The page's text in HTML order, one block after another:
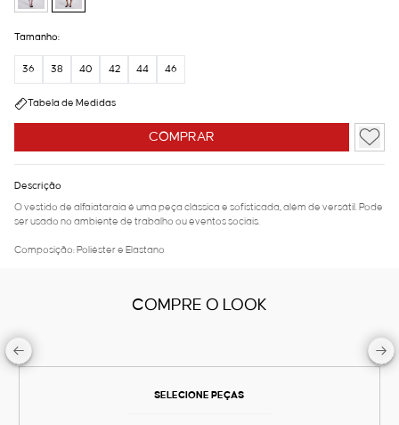
COMPRAR
Tamanho:
36 38 40 42 44 46
Tabela de Medidas
Descrição
O vestido de alfaiataraia é uma peça clássica e sofisticada, além de versátil. Pode
ser usado no ambiente de trabalho ou eventos sociais.
Composição: Poliéster e Elastano
COMPRE O LOOK
SELECIONE PEÇAS